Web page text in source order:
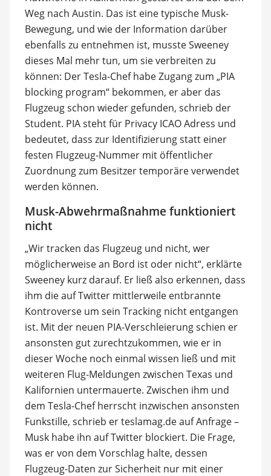
Weg nach Austin. Das ist eine typische Musk-
Bewegung, und wie der Information darüber
ebenfalls zu entnehmen ist, musste Sweeney
dieses Mal mehr tun, um sie verbreiten zu
können: Der Tesla-Chef habe Zugang zum „PIA
blocking program“ bekommen, er aber das
Flugzeug schon wieder gefunden, schrieb der
Student. PIA steht für Privacy ICAO Adress und
bedeutet, dass zur Identifizierung statt einer
festen Flugzeug-Nummer mit öffentlicher
Zuordnung zum Besitzer temporäre verwendet
werden können.
Musk-Abwehrmaßnahme funktioniert
nicht
„Wir tracken das Flugzeug und nicht, wer
möglicherweise an Bord ist oder nicht“, erklärte
Sweeney kurz darauf. Er ließ also erkennen, dass
ihm die auf Twitter mittlerweile entbrannte
Kontroverse um sein Tracking nicht entgangen
ist. Mit der neuen PIA-Verschleierung schien er
ansonsten gut zurechtzukommen, wie er in
dieser Woche noch einmal wissen ließ und mit
weiteren Flug-Meldungen zwischen Texas und
Kalifornien untermauerte. Zwischen ihm und
dem Tesla-Chef herrscht inzwischen ansonsten
Funkstille, schrieb er teslamag.de auf Anfrage –
Musk habe ihn auf Twitter blockiert. Die Frage,
was er von dem Vorschlag halte, dessen
Flugzeug-Daten zur Sicherheit nur mit einer